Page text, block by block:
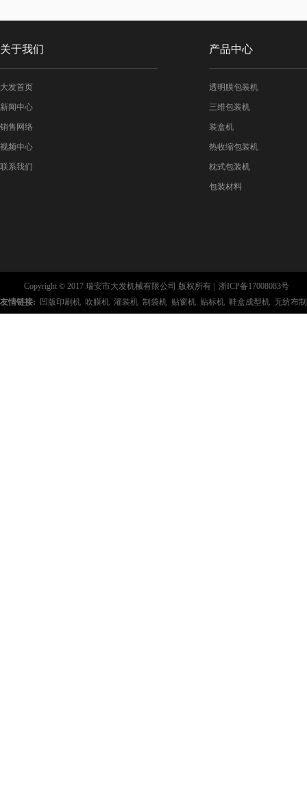
关于我们
大发首页
新闻中心
销售网络
视频中心
联系我们
产品中心
透明膜包装机
三维包装机
装盒机
热收缩包装机
枕式包装机
包装材料
Copyright © 2017 瑞安市大发机械有限公司 版权所有 |
浙ICP备17008083号
友情链接:
凹版印刷机 吹膜机 灌装机 制袋机 贴窗机 贴标机 鞋盒成型机 无纺布